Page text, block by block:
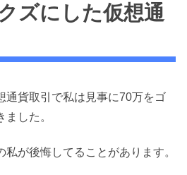
ズにした仮想通
通貨取引で私は見事に70万をゴ
した。
が後悔してることがあります。